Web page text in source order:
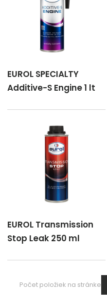
EUROL SPECIALTY
Additive-S Engine 1 lt
EUROL Transmission
Stop Leak 250 ml
Počet položiek na stránke